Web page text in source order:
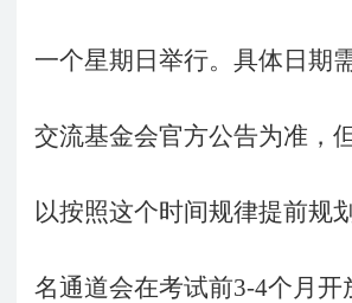
一个星期日举行。具体日期
交流基金会官方公告为准，
以按照这个时间规律提前规
名通道会在考试前3-4个月开